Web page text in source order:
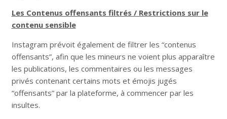
Les Contenus offensants filtrés / Restrictions sur le
contenu sensible
Instagram prévoit également de filtrer les “contenus
offensants”, afin que les mineurs ne voient plus apparaître
les publications, les commentaires ou les messages
privés contenant certains mots et émojis jugés
“offensants” par la plateforme, à commencer par les
insultes.